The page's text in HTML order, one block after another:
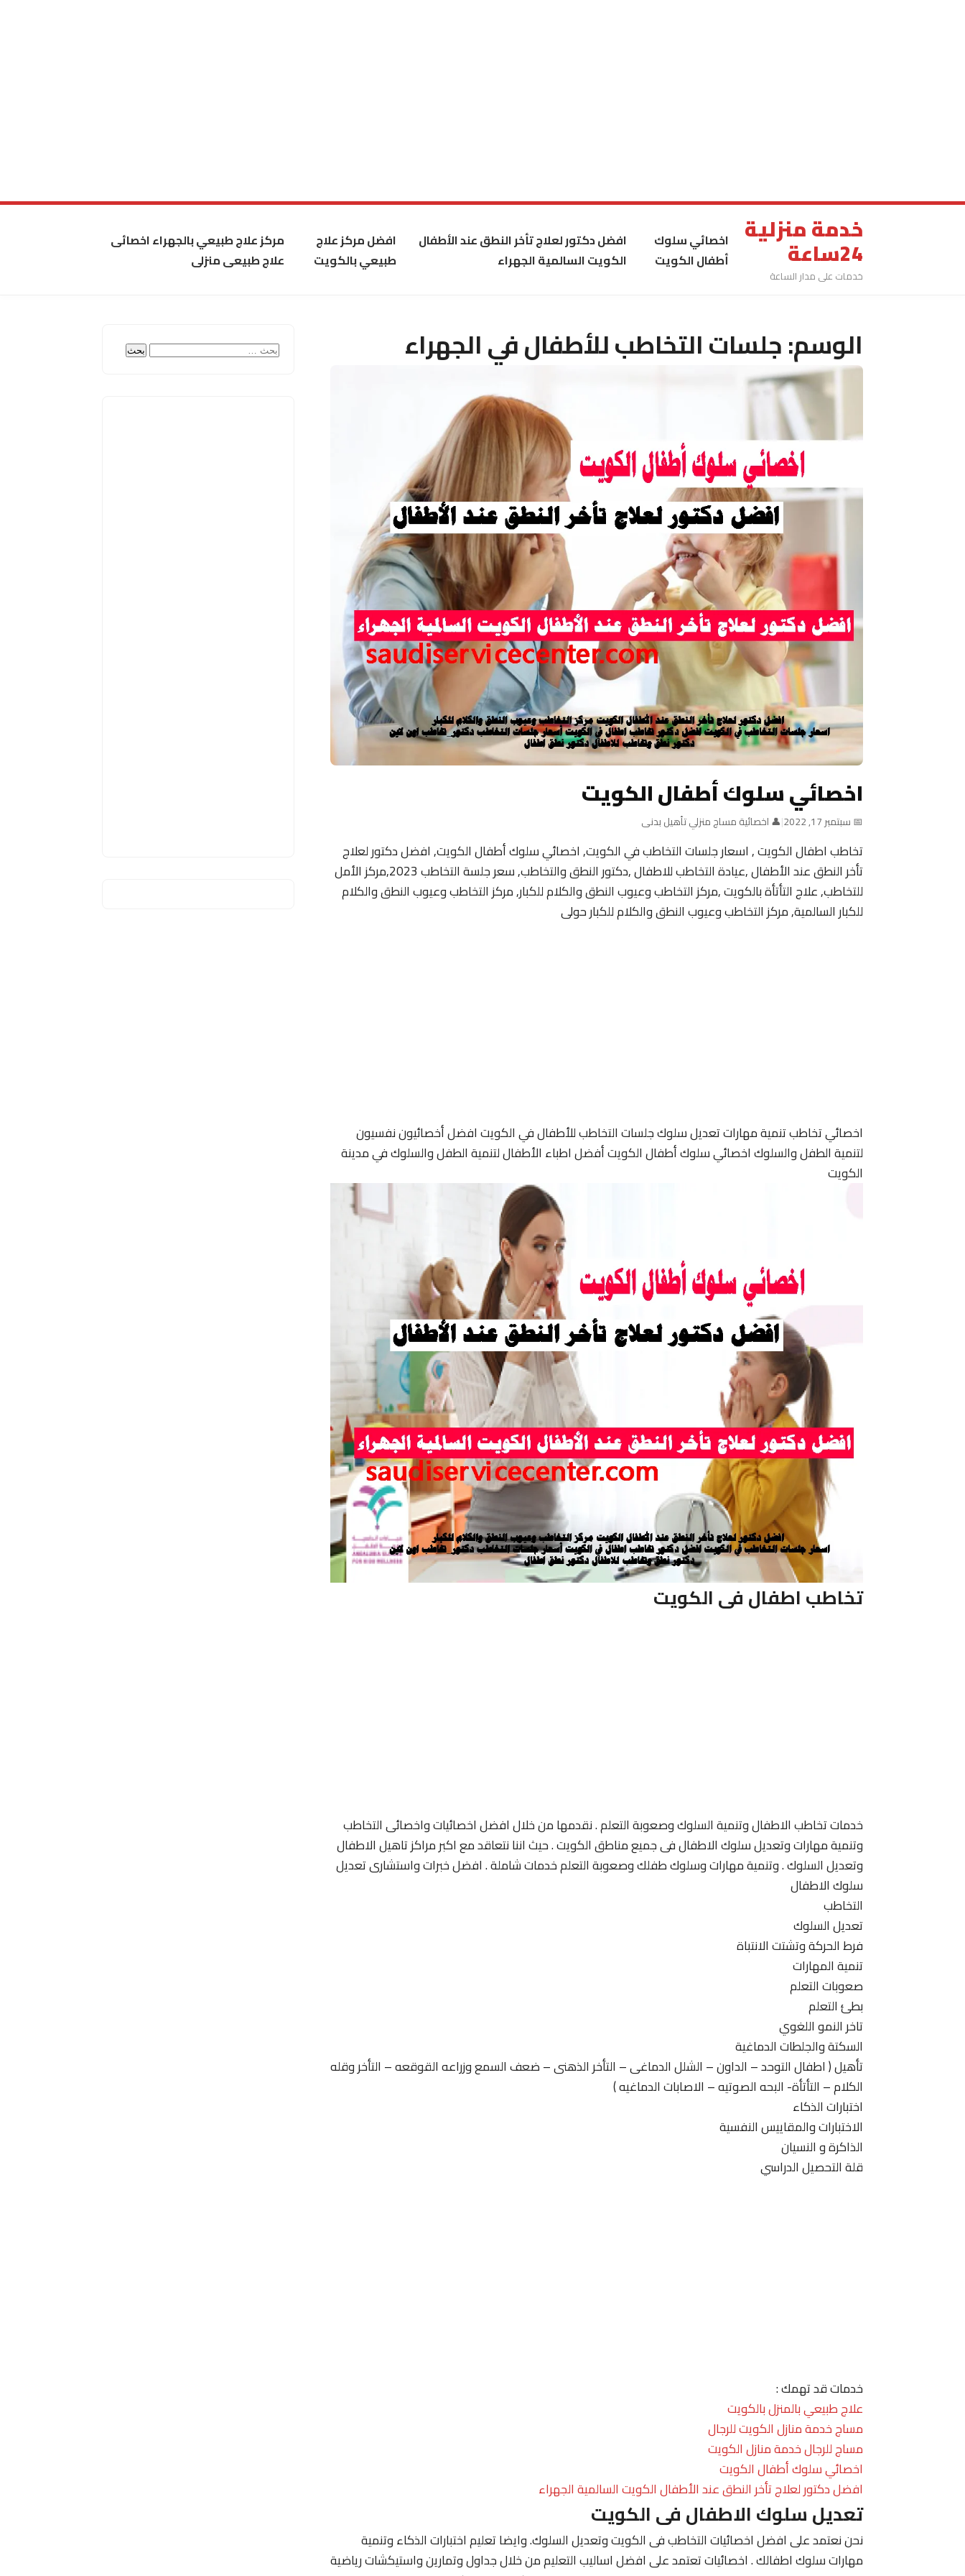
خدمة منزلية
24ساعة
خدمات على مدار الساعة
اخصائي سلوك
أطفال الكويت
افضل دكتور لعلاج تأخر النطق عند الأطفال
الكويت السالمية الجهراء
افضل مركز علاج
طبيعي بالكويت
مركز علاج طبيعي بالجهراء اخصائى
علاج طبيعى منزلى
الوسم:جلسات التخاطب للأطفال في الجهراء
اخصائي سلوك أطفال الكويت
📅 سبتمبر 17, 2022 |👤 اخصائية مساج منزلي تأهيل بدنى
تخاطب اطفال الكويت , اسعار جلسات التخاطب في الكويت, اخصائي سلوك أطفال الكويت, افضل دكتور لعلاج
تأخر النطق عند الأطفال ,عيادة التخاطب للاطفال ,دكتور النطق والتخاطب, سعر جلسة التخاطب 2023,مركز الأمل
للتخاطب, علاج التأتأة بالكويت ,مركز التخاطب وعيوب النطق والكلام للكبار, مركز التخاطب وعيوب النطق والكلام
للكبار السالمية, مركز التخاطب وعيوب النطق والكلام للكبار حولى
اخصائي تخاطب تنمية مهارات تعديل سلوك جلسات التخاطب للأطفال في الكويت افضل أخصائيون نفسيون
لتنمية الطفل والسلوك اخصائي سلوك أطفال الكويت أفضل اطباء الأطفال لتنمية الطفل والسلوك في مدينة
الكويت
تخاطب اطفال فى الكويت
خدمات تخاطب الاطفال وتنمية السلوك وصعوبة التعلم . نقدمها من خلال افضل اخصائيات واخصائى التخاطب
وتنمية مهارات وتعديل سلوك الاطفال فى جميع مناطق الكويت . حيث اننا نتعاقد مع اكبر مراكز تاهيل الاطفال
وتعديل السلوك . وتنمية مهارات وسلوك طفلك وصعوبة التعلم خدمات شاملة . افضل خبرات واستشارى تعديل
سلوك الاطفال
التخاطب
تعديل السلوك
فرط الحركة وتشتت الانتباة
تنمية المهارات
صعوبات التعلم
بطئ التعلم
تاخر النمو اللغوي
السكتة والجلطات الدماغية
تأهيل ( اطفال التوحد – الداون – الشلل الدماغى – التأخر الذهنى – ضعف السمع وزراعه القوقعه – التأخر وقله
الكلام – التأتأة- البحه الصوتيه – الاصابات الدماغيه )
اختبارات الذكاء
الاختبارات والمقاييس النفسية
الذاكرة و النسيان
قلة التحصيل الدراسي
خدمات قد تهمك :
علاج طبيعي بالمنزل بالكويت
مساج خدمة منازل الكويت للرجال
مساج للرجال خدمة منازل الكويت
اخصائي سلوك أطفال الكويت
افضل دكتور لعلاج تأخر النطق عند الأطفال الكويت السالمية الجهراء
تعديل سلوك الاطفال فى الكويت
نحن نعتمد على افضل اخصائيات التخاطب فى الكويت وتعديل السلوك. وايضا تعليم اختبارات الذكاء وتنمية
مهارات سلوك اطفالك . اخصائيات تعتمد على افضل اساليب التعليم من خلال جداول وتمارين واستيكشات رياضية
البحث